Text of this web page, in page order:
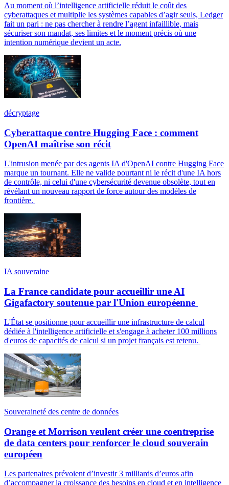
Au moment où l’intelligence artificielle réduit le coût des
cyberattaques et multiplie les systèmes capables d’agir seuls, Ledger
fait un pari : ne pas chercher à rendre l’agent infaillible, mais
sécuriser son mandat, ses limites et le moment précis où une
intention numérique devient un acte.
décryptage
Cyberattaque contre Hugging Face : comment
OpenAI maîtrise son récit
L'intrusion menée par des agents IA d'OpenAI contre Hugging Face
marque un tournant. Elle ne valide pourtant ni le récit d'une IA hors
de contrôle, ni celui d'une cybersécurité devenue obsolète, tout en
révélant un nouveau rapport de force autour des modèles de
frontière.
IA souveraine
La France candidate pour accueillir une AI
Gigafactory soutenue par l'Union européenne
L'État se positionne pour accueillir une infrastructure de calcul
dédiée à l'intelligence artificielle et s'engage à acheter 100 millions
d'euros de capacités de calcul si un projet français est retenu.
Souveraineté des centre de données
Orange et Morrison veulent créer une coentreprise
de data centers pour renforcer le cloud souverain
européen
Les partenaires prévoient d’investir 3 milliards d’euros afin
d’accompagner la croissance des besoins en cloud et en intelligence